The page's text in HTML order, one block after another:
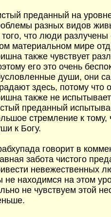
преданный на
разных видов
того, что люди
материальном мире
также чувствует
его это очень
души, они
здесь, потому
также не
преданный
стремление к тому,
к Богу.
говорит в
забота чистого
невежественных
не находимся на этом
не чувствуем этой